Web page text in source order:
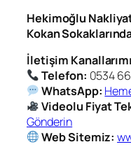
Hekimoğlu
Kokan
İletişim
Telefon: 0534
WhatsApp:
Videolu Fiyat
Gönderin
Web Sitemiz: